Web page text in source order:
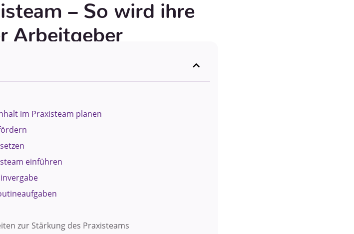
­– So wird ihre
Arbeitgeber
im Praxisteam planen
einführen
zur Stärkung des Praxisteams